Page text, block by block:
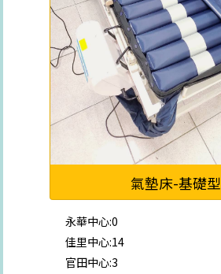
氣墊床-基礎型
永華中心:0
佳里中心:14
官田中心:3